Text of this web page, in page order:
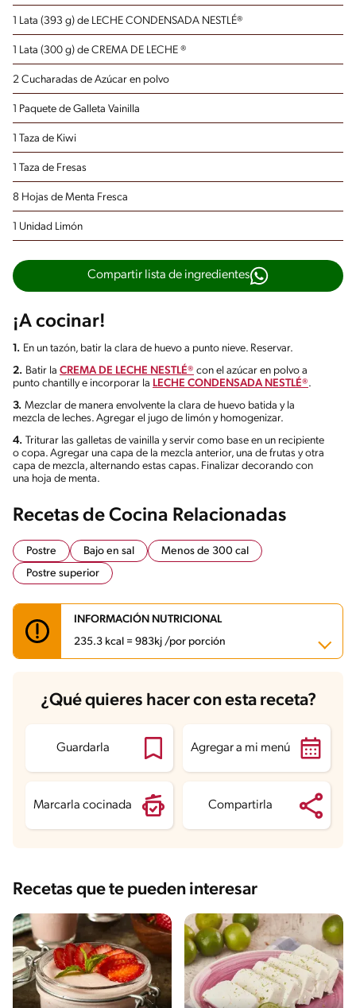
1 Lata (393 g) de LECHE CONDENSADA NESTLÉ®
1 Lata (300 g) de CREMA DE LECHE ®
2 Cucharadas de Azúcar en polvo
1 Paquete de Galleta Vainilla
1 Taza de Kiwi
1 Taza de Fresas
8 Hojas de Menta Fresca
1 Unidad Limón
Compartir lista de ingredientes
¡A cocinar!
1. En un tazón, batir la clara de huevo a punto nieve. Reservar.
2. Batir la CREMA DE LECHE NESTLÉ® con el azúcar en polvo a
punto chantilly e incorporar la LECHE CONDENSADA NESTLÉ®.
3. Mezclar de manera envolvente la clara de huevo batida y la
mezcla de leches. Agregar el jugo de limón y homogenizar.
4. Triturar las galletas de vainilla y servir como base en un recipiente
o copa. Agregar una capa de la mezcla anterior, una de frutas y otra
capa de mezcla, alternando estas capas. Finalizar decorando con
una hoja de menta.
Recetas de Cocina Relacionadas
Postre Bajo en sal
Menos de 300 cal
Postre superior
INFORMACIÓN NUTRICIONAL
235.3 kcal = 983kj /por porción
Carbohidratos
32.8 g
Energía 235.3 kcal
Proteína
Grasas saturadas 6.2 g
Sodio 75.6 mg
¿Qué quieres hacer con esta receta?
Guardarla Agregar a mi menú
Marcarla cocinada Compartirla
Recetas que te pueden interesar